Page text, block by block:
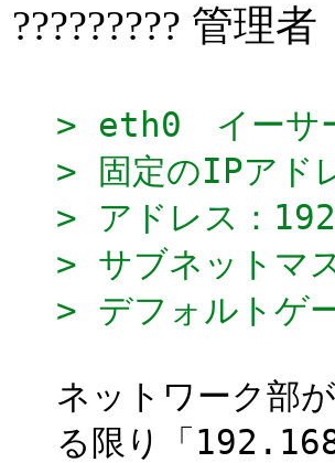
????????? 管理者
> eth0 イーサ
> 固定のIPアド
> アドレス：
> サブネット
> デフォルトゲ
ネットワーク部
る限り「